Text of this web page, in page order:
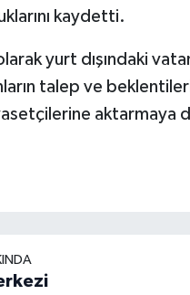
kaydetti.
yurt dışındaki
talep ve